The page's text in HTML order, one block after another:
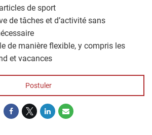
de sport
de tâches et d’activité sans
de manière flexible, y compris les
et vacances
Postuler